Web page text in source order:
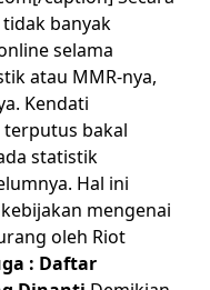
tidak banyak
selama
atau MMR-nya,
Kendati
bakal
statistik
Hal ini
mengenai
oleh Riot
: Daftar